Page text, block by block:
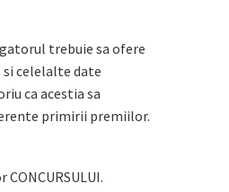
trebuie sa ofere
celelalte date
ca acestia sa
primirii premiilor.